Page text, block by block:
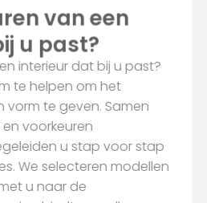
toestaan
u past?
interieur dat bij u past?
te helpen om het
vorm te geven. Samen
en voorkeuren
u stap voor stap
We selecteren modellen
met u naar de